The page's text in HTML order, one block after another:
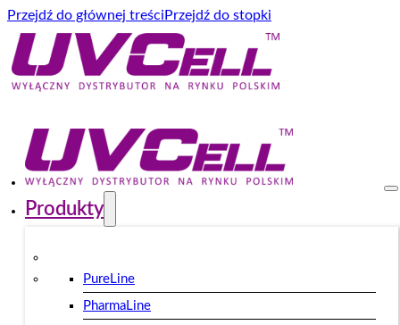
Przejdź do głównej treści Przejdź do stopki
Produkty
PureLine
PharmaLine